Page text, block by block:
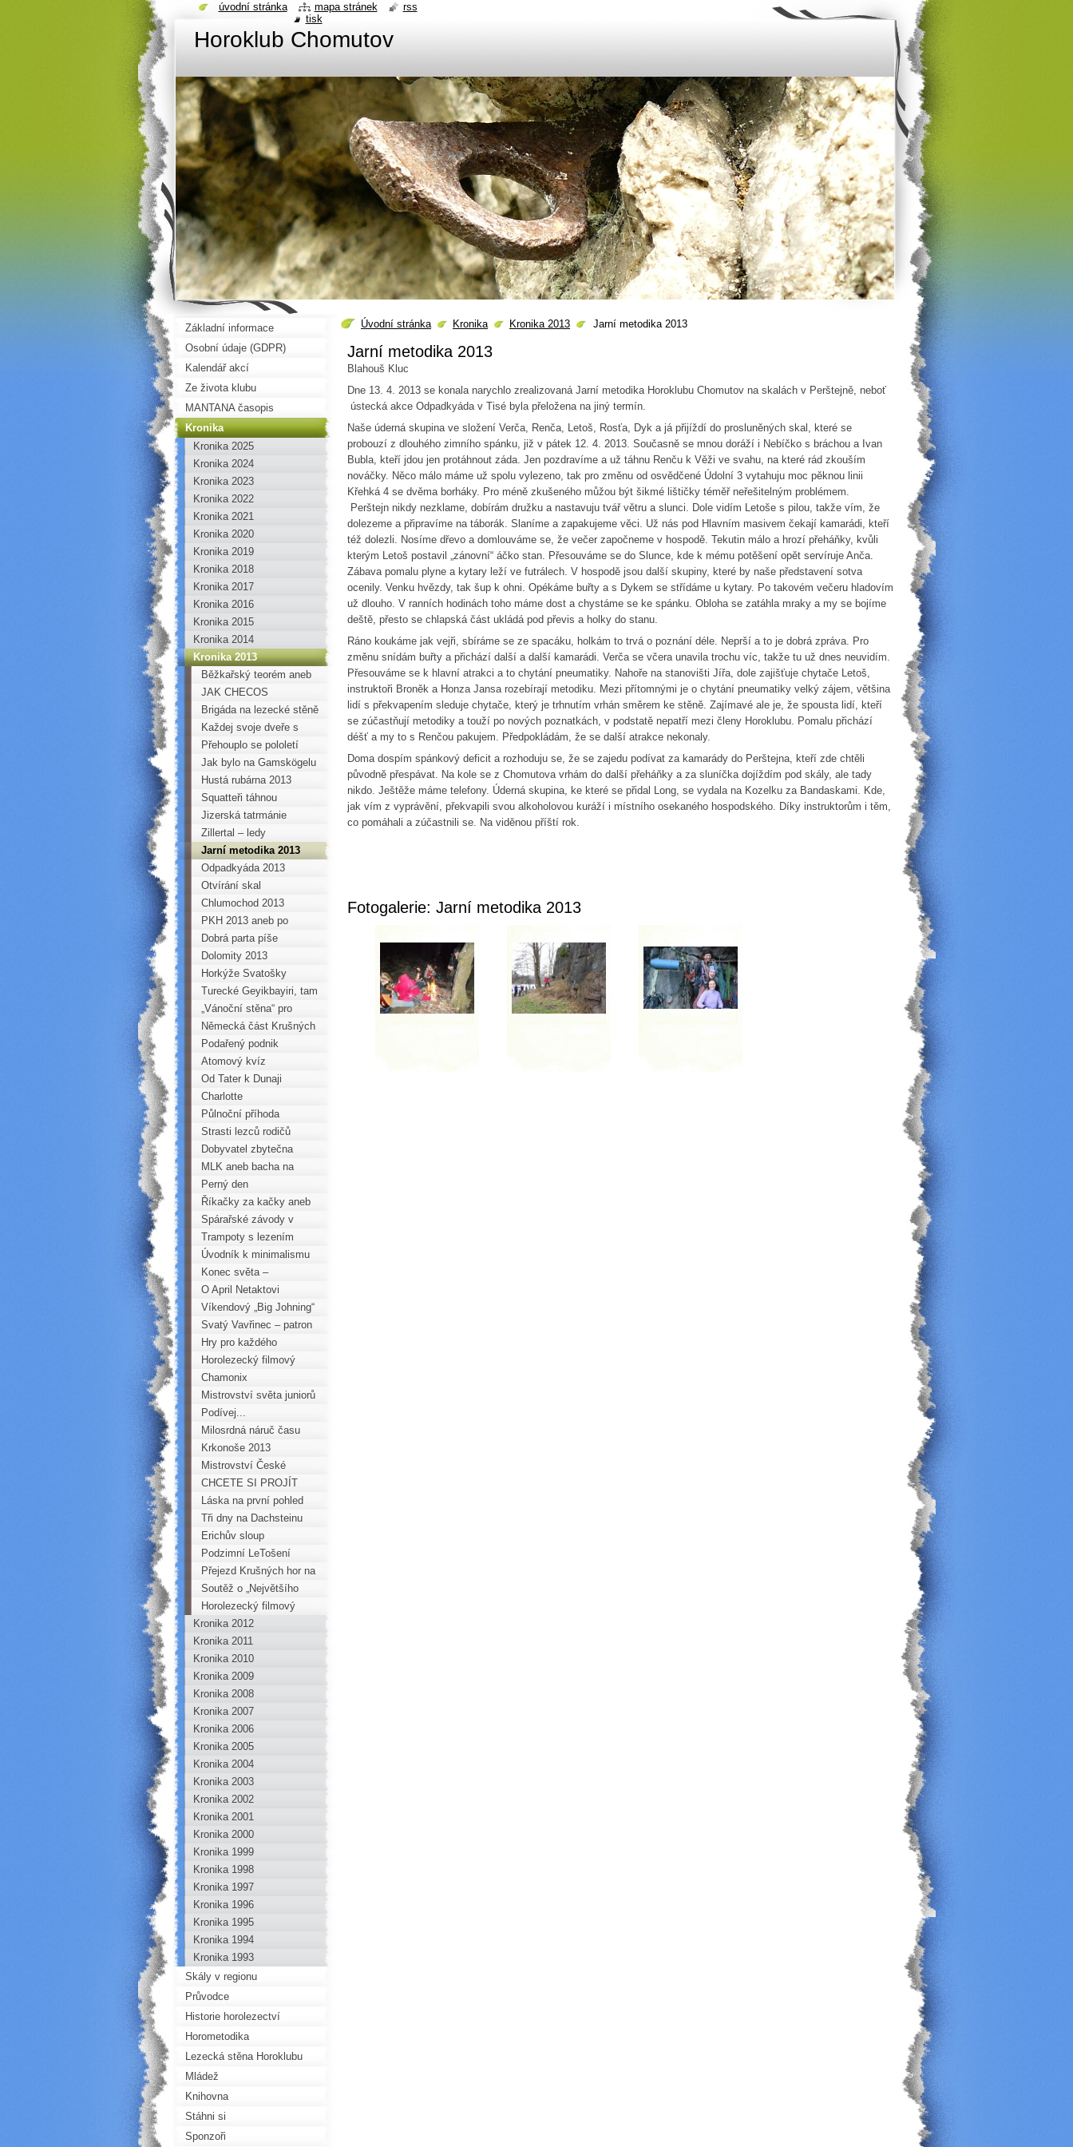
Horoklub Chomutov
Úvodní stránka Kronika Kronika 2013 Jarní metodika 2013
Jarní metodika 2013
Blahouš Kluc
Dne 13. 4. 2013 se konala narychlo zrealizovaná Jarní metodika Horoklubu Chomutov na skalách v Perštejně, neboť
ústecká akce Odpadkyáda v Tisé byla přeložena na jiný termín.
Naše úderná skupina ve složení Verča, Renča, Letoš, Rosťa, Dyk a já přijíždí do prosluněných skal, které se
probouzí z dlouhého zimního spánku, již v pátek 12. 4. 2013. Současně se mnou doráží i Nebíčko s bráchou a Ivan
Bubla, kteří jdou jen protáhnout záda. Jen pozdravíme a už táhnu Renču k Věži ve svahu, na které rád zkouším
nováčky. Něco málo máme už spolu vylezeno, tak pro změnu od osvědčené Údolní 3 vytahuju moc pěknou linii
Křehká 4 se dvěma borháky. Pro méně zkušeného můžou být šikmé lištičky téměř neřešitelným problémem.
Perštejn nikdy nezklame, dobírám družku a nastavuju tvář větru a slunci. Dole vidím Letoše s pilou, takže vím, že
dolezeme a připravíme na táborák. Slaníme a zapakujeme věci. Už nás pod Hlavním masivem čekají kamarádi, kteří
též dolezli. Nosíme dřevo a domlouváme se, že večer započneme v hospodě. Tekutin málo a hrozí přeháňky, kvůli
kterým Letoš postavil „zánovní“ áčko stan. Přesouváme se do Slunce, kde k mému potěšení opět servíruje Anča.
Zábava pomalu plyne a kytary leží ve futrálech. V hospodě jsou další skupiny, které by naše představení sotva
ocenily. Venku hvězdy, tak šup k ohni. Opékáme buřty a s Dykem se střídáme u kytary. Po takovém večeru hladovím
už dlouho. V ranních hodinách toho máme dost a chystáme se ke spánku. Obloha se zatáhla mraky a my se bojíme
deště, přesto se chlapská část ukládá pod převis a holky do stanu.
Ráno koukáme jak vejři, sbíráme se ze spacáku, holkám to trvá o poznání déle. Neprší a to je dobrá zpráva. Pro
změnu snídám buřty a přichází další a další kamarádi. Verča se včera unavila trochu víc, takže tu už dnes neuvidím.
Přesouváme se k hlavní atrakci a to chytání pneumatiky. Nahoře na stanovišti Jířa, dole zajišťuje chytače Letoš,
instruktoři Broněk a Honza Jansa rozebírají metodiku. Mezi přítomnými je o chytání pneumatiky velký zájem, většina
lidí s překvapením sleduje chytače, který je trhnutím vrhán směrem ke stěně. Zajímavé ale je, že spousta lidí, kteří
se zúčastňují metodiky a touží po nových poznatkách, v podstatě nepatří mezi členy Horoklubu. Pomalu přichází
déšť a my to s Renčou pakujem. Předpokládám, že se další atrakce nekonaly.
Doma dospím spánkový deficit a rozhoduju se, že se zajedu podívat za kamarády do Perštejna, kteří zde chtěli
původně přespávat. Na kole se z Chomutova vrhám do další přeháňky a za sluníčka dojíždím pod skály, ale tady
nikdo. Ještěže máme telefony. Úderná skupina, ke které se přidal Long, se vydala na Kozelku za Bandaskami. Kde,
jak vím z vyprávění, překvapili svou alkoholovou kuráží i místního osekaného hospodského. Díky instruktorům i těm,
co pomáhali a zúčastnili se. Na viděnou příští rok.
Fotogalerie: Jarní metodika 2013
Základní informace
Osobní údaje (GDPR)
Kalendář akcí
Ze života klubu
MANTANA časopis
Kronika
Kronika 2025
Kronika 2024
Kronika 2023
Kronika 2022
Kronika 2021
Kronika 2020
Kronika 2019
Kronika 2018
Kronika 2017
Kronika 2016
Kronika 2015
Kronika 2014
Kronika 2013
Běžkařský teorém aneb
jak (se) namazat!
JAK CHECOS
BANDITOS DOBÝVALI
VRCHOLY AND ANEB
PERUÁNSKÝ TROJBOJ
Brigáda na lezecké stěně
Horoklubu na gymnáziu v
Kadani
Každej svoje dveře s
hrůzou zamyká...
Přehouplo se pololetí
Jak bylo na Gamskögelu
Hustá rubárna 2013
Squatteři táhnou
Jizerská tatrmánie
Zillertal – ledy
Jarní metodika 2013
Odpadkyáda 2013
Otvírání skal
Chlumochod 2013
PKH 2013 aneb po
hřebenech Krušných hor
na běžkách
Dobrá parta píše
nezapomenutelné příběhy
Dolomity 2013
Horkýže Svatošky
Turecké Geyikbayiri, tam
se určitě vrátím
„Vánoční stěna“ pro
mládež a děti Horoklubu
Německá část Krušných
hor na kole
Podařený podnik
Atomový kvíz
Od Tater k Dunaji
Charlotte
Půlnoční příhoda
Strasti lezců rodičů
Dobyvatel zbytečna
MLK aneb bacha na
plusy
Perný den
krušnohorského vůdce
Říkačky za kačky aneb
zlidovělá rčení v
horolezectví
Spárařské závody v
Praze
Trampoty s lezením
Úvodník k minimalismu
Konec světa –
ZRUŠENO
O April Netaktovi
Víkendový „Big Johning“
Svatý Vavřinec – patron
horolezců
Hry pro každého
Horolezecký filmový
festival
Chamonix
Mistrovství světa juniorů
2013 Central Saanich
Podívej...
Milosrdná náruč času
Krkonoše 2013
Mistrovství České
republiky mládeže v
Písku 2013
CHCETE SI PROJÍT
BESKYDY? Dejte si
BESKYDSKOU
SEDMIČKU
Láska na první pohled
aneb deset poznatků z
prvního rande s
Vysokými Tatrami
Tři dny na Dachsteinu
Erichův sloup
Podzimní LeTošení
Přejezd Krušných hor na
kole 2013
Soutěž o „Největšího
škodiče Horoklubu roku
2013“
Horolezecký filmový
festival
Kronika 2012
Kronika 2011
Kronika 2010
Kronika 2009
Kronika 2008
Kronika 2007
Kronika 2006
Kronika 2005
Kronika 2004
Kronika 2003
Kronika 2002
Kronika 2001
Kronika 2000
Kronika 1999
Kronika 1998
Kronika 1997
Kronika 1996
Kronika 1995
Kronika 1994
Kronika 1993
Skály v regionu
Průvodce
Historie horolezectví
Horometodika
Lezecká stěna Horoklubu
Mládež
Knihovna
Stáhni si
Sponzoři
úvodní stránka mapa stránek
rss
tisk